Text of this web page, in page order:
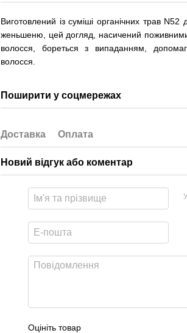
Виготовлений із суміші органічних трав N52
женьшеню, цей догляд, насичений
волосся, бореться з випаданням,
волосся.
Поширити у соцмережах
Доставка Оплата
Новий відгук або коментар
Оцініть товар